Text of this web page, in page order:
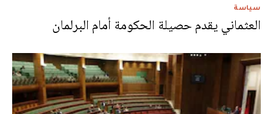
سياسة
العثماني يقدم حصيلة الحكومة أمام البرلمان